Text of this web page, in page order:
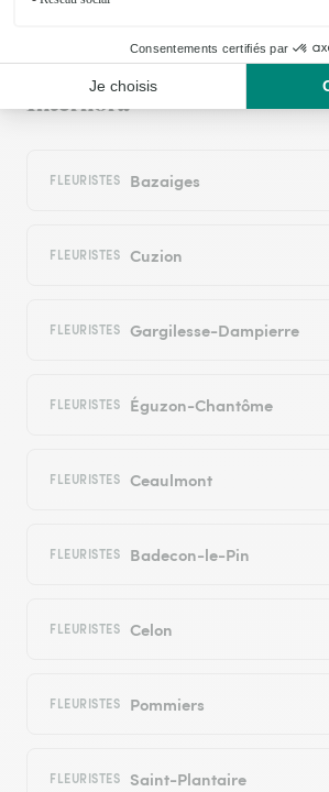
les villes proches couvertes
Interflora
FLEURISTES Bazaiges
FLEURISTES Cuzion
FLEURISTES Gargilesse-Dampierre
FLEURISTES Éguzon-Chantôme
FLEURISTES Ceaulmont
FLEURISTES Badecon-le-Pin
FLEURISTES Celon
FLEURISTES Pommiers
FLEURISTES Saint-Plantaire